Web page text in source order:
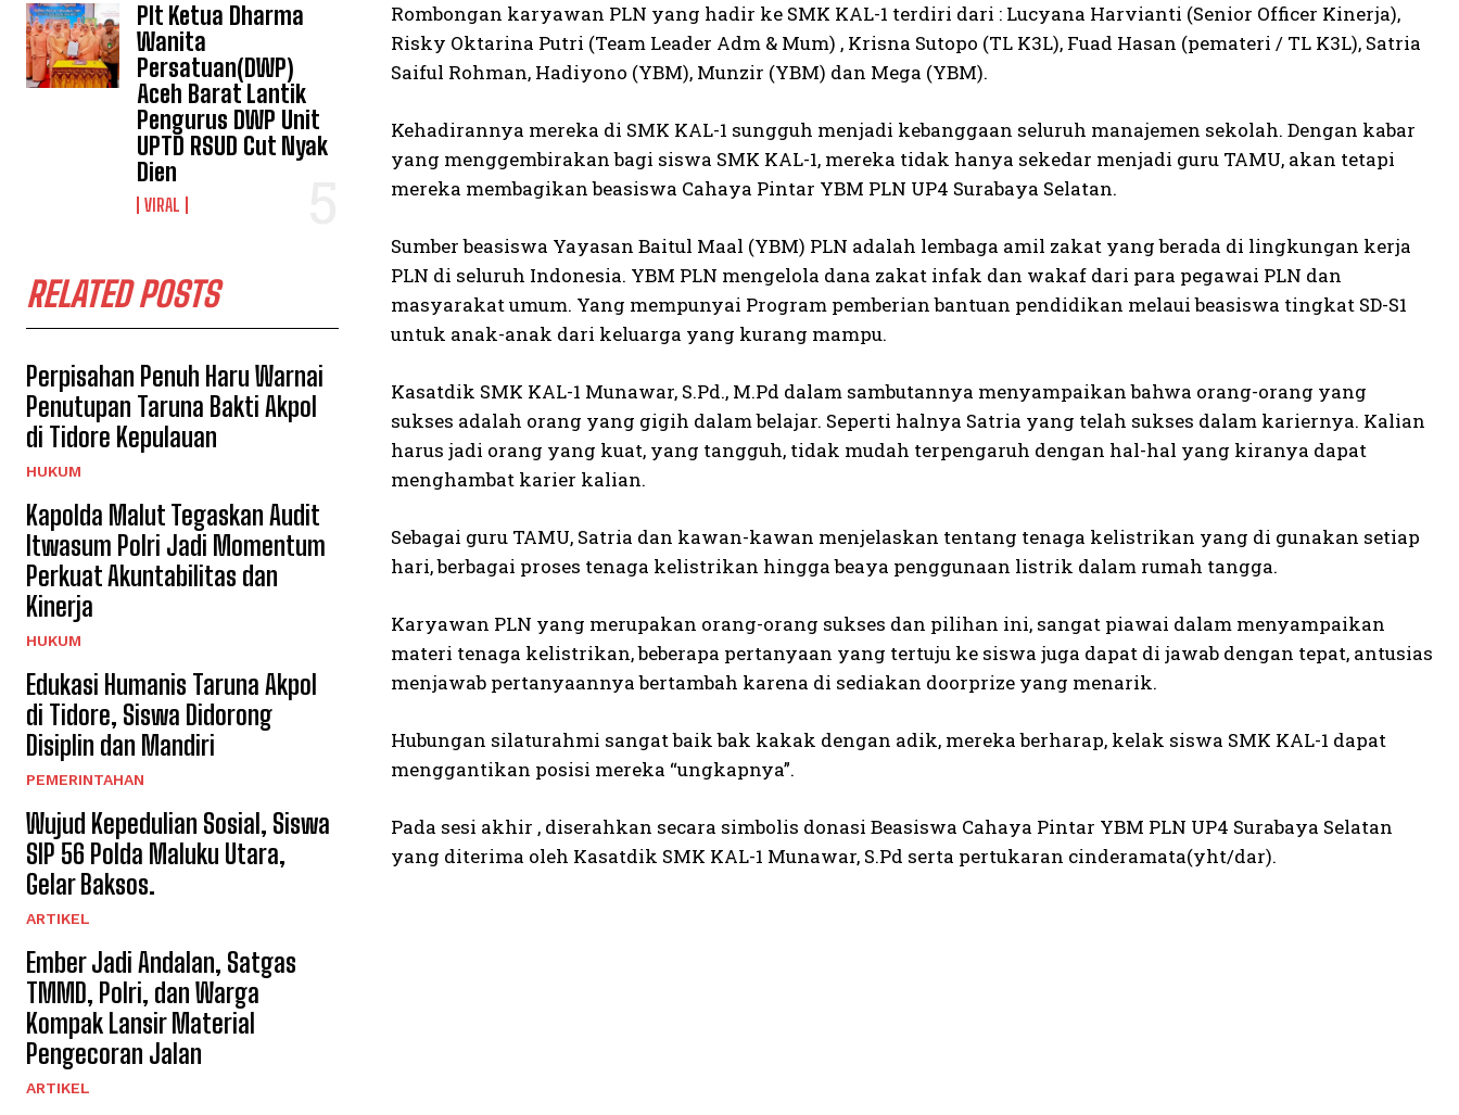
Plt Ketua Dharma
Wanita
Persatuan(DWP)
Aceh Barat Lantik
Pengurus DWP Unit
UPTD RSUD Cut Nyak
Dien
VIRAL
RELATED POSTS
Perpisahan Penuh Haru Warnai
Penutupan Taruna Bakti Akpol
di Tidore Kepulauan
HUKUM
Kapolda Malut Tegaskan Audit
Itwasum Polri Jadi Momentum
Perkuat Akuntabilitas dan
Kinerja
HUKUM
Edukasi Humanis Taruna Akpol
di Tidore, Siswa Didorong
Disiplin dan Mandiri
PEMERINTAHAN
Wujud Kepedulian Sosial, Siswa
SIP 56 Polda Maluku Utara,
Gelar Baksos.
ARTIKEL
Ember Jadi Andalan, Satgas
TMMD, Polri, dan Warga
Kompak Lansir Material
Pengecoran Jalan
ARTIKEL
Rombongan karyawan PLN yang hadir ke SMK KAL-1 terdiri dari : Lucyana Harvianti (Senior Officer Kinerja),
Risky Oktarina Putri (Team Leader Adm & Mum) , Krisna Sutopo (TL K3L), Fuad Hasan (pemateri / TL K3L), Satria
Saiful Rohman, Hadiyono (YBM), Munzir (YBM) dan Mega (YBM).
Kehadirannya mereka di SMK KAL-1 sungguh menjadi kebanggaan seluruh manajemen sekolah. Dengan kabar
yang menggembirakan bagi siswa SMK KAL-1, mereka tidak hanya sekedar menjadi guru TAMU, akan tetapi
mereka membagikan beasiswa Cahaya Pintar YBM PLN UP4 Surabaya Selatan.
Sumber beasiswa Yayasan Baitul Maal (YBM) PLN adalah lembaga amil zakat yang berada di lingkungan kerja
PLN di seluruh Indonesia. YBM PLN mengelola dana zakat infak dan wakaf dari para pegawai PLN dan
masyarakat umum. Yang mempunyai Program pemberian bantuan pendidikan melaui beasiswa tingkat SD-S1
untuk anak-anak dari keluarga yang kurang mampu.
Kasatdik SMK KAL-1 Munawar, S.Pd., M.Pd dalam sambutannya menyampaikan bahwa orang-orang yang
sukses adalah orang yang gigih dalam belajar. Seperti halnya Satria yang telah sukses dalam kariernya. Kalian
harus jadi orang yang kuat, yang tangguh, tidak mudah terpengaruh dengan hal-hal yang kiranya dapat
menghambat karier kalian.
Sebagai guru TAMU, Satria dan kawan-kawan menjelaskan tentang tenaga kelistrikan yang di gunakan setiap
hari, berbagai proses tenaga kelistrikan hingga beaya penggunaan listrik dalam rumah tangga.
Karyawan PLN yang merupakan orang-orang sukses dan pilihan ini, sangat piawai dalam menyampaikan
materi tenaga kelistrikan, beberapa pertanyaan yang tertuju ke siswa juga dapat di jawab dengan tepat, antusias
menjawab pertanyaannya bertambah karena di sediakan doorprize yang menarik.
Hubungan silaturahmi sangat baik bak kakak dengan adik, mereka berharap, kelak siswa SMK KAL-1 dapat
menggantikan posisi mereka “ungkapnya”.
Pada sesi akhir , diserahkan secara simbolis donasi Beasiswa Cahaya Pintar YBM PLN UP4 Surabaya Selatan
yang diterima oleh Kasatdik SMK KAL-1 Munawar, S.Pd serta pertukaran cinderamata(yht/dar).